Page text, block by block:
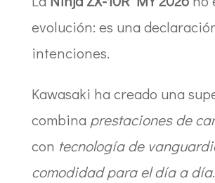
evolución: es una
intenciones.
Kawasaki ha creado una
combina prestaciones de
con tecnología de
comodidad para el día a día